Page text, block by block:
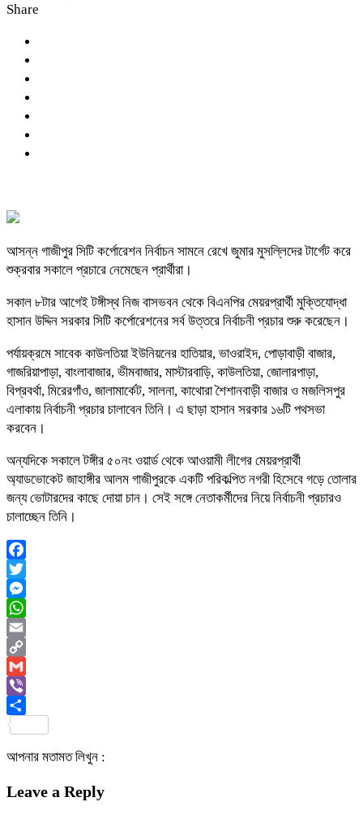
Share
আসন্ন গাজীপুর সিটি কর্পোরেশন নির্বাচন সামনে রেখে জুমার মুসল্লিদের টার্গেট করে
শুক্রবার সকালে প্রচারে নেমেছেন প্রার্থীরা।
সকাল ৮টার আগেই টঙ্গীস্থ নিজ বাসভবন থেকে বিএনপির মেয়রপ্রার্থী মুক্তিযোদ্ধা
হাসান উদ্দিন সরকার সিটি কর্পোরেশনের সর্ব উত্তরে নির্বাচনী প্রচার শুরু করেছেন।
পর্যায়ক্রমে সাবেক কাউলতিয়া ইউনিয়নের হাতিয়ার, ভাওরাইদ, পোড়াবাড়ী বাজার,
গাজরিয়াপাড়া, বাংলাবাজার, ভীমবাজার, মাস্টারবাড়ি, কাউলতিয়া, জোলারপাড়া,
বিপ্রবর্থা, মিরেরগাঁও, জালামার্কেট, সালনা, কাথোরা শৈশানবাড়ী বাজার ও মজলিসপুর
এলাকায় নির্বাচনী প্রচার চালাবেন তিনি। এ ছাড়া হাসান সরকার ১৬টি পথসভা
করবেন।
অন্যদিকে সকালে টঙ্গীর ৫০নং ওয়ার্ড থেকে আওয়ামী লীগের মেয়রপ্রার্থী
অ্যাডভোকেট জাহাঙ্গীর আলম গাজীপুরকে একটি পরিকল্পিত নগরী হিসেবে গড়ে তোলার
জন্য ভোটারদের কাছে দোয়া চান। সেই সঙ্গে নেতাকর্মীদের নিয়ে নির্বাচনী প্রচারও
চালাচ্ছেন তিনি।
Facebook
Twitter
Messenger
WhatsApp
Email
Copy
Link
Gmail
Viber
আপনার মতামত লিখুন :
Leave a Reply